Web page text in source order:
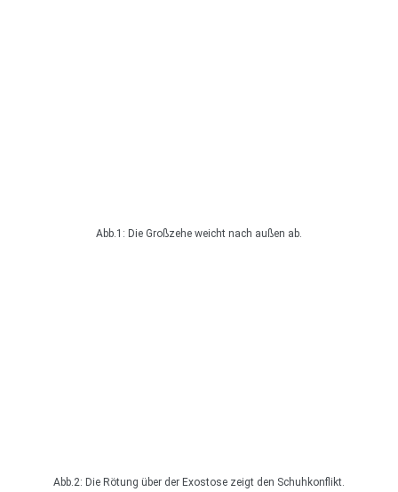
Abb.1: Die Großzehe weicht nach außen ab.
Abb.2: Die Rötung über der Exostose zeigt den Schuhkonflikt.